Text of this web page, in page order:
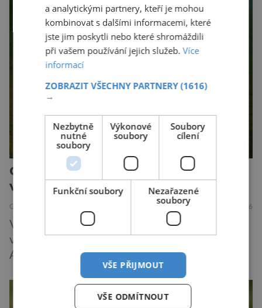
potřeby, které by mohly kůži ochránit před
mnoha nepříznivými vlivy prostředí. A Jižní
Korea se v tomto ujímá vedení… „Jako
výzkumníci […]
Candát obecný: Noční lovec s GPS
v hlavě
OBJEVY 25.6.2026
Ve dne téměř nehnutě odpočívá. Po setmění
vyráží na několikahodinovou loveckou výpravu.
A nad ránem bez zaváhání zamíří zpět na své
oblíbené místo. Nový výzkum českých vědců
ukazuje, že candát obecný má mnohem lepší
orientační schopnosti, než si biologové dosud
a analytickými partnery, kteří je mohou
kombinovat s dalšími informacemi, které
jste jim poskytli nebo které shromáždili
při vašem používání jejich služeb.Více
informací
ZOBRAZIT VŠECHNY PARTNERY(1616)
→
Nezbytně
nutné
soubory
Výkonové
soubory
Soubory
cílení
Funkční soubory
Nezařazené
soubory
VŠE PŘIJMOUT
VŠE ODMÍTNOUT